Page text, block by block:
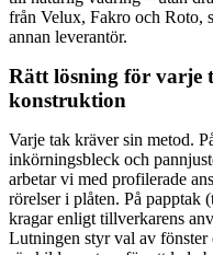
från Velux, Fakro och Roto,
annan leverantör.
Rätt lösning för varje
konstruktion
Varje tak kräver sin metod.
inkörningsbleck och
arbetar vi med profilerade
rörelser i plåten. På papptak
kragar enligt tillverkarens
Lutningen styr val av